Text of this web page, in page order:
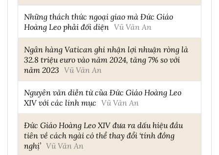
Những thách thức ngoại giao mà Đức Giáo
Hoàng Leo phải đối diện Vũ Văn An
Ngân hàng Vatican ghi nhận lợi nhuận ròng là
32.8 triệu euro vào năm 2024, tăng 7% so với
năm 2023 Vũ Văn An
Nguyên văn diễn từ của Đức Giáo Hoàng Leo
XIV với các linh mục Vũ Văn An
Đức Giáo Hoàng Leo XIV đưa ra dấu hiệu đầu
tiên về cách ngài có thể thay đổi ‘tính đồng
nghị’ Vũ Văn An